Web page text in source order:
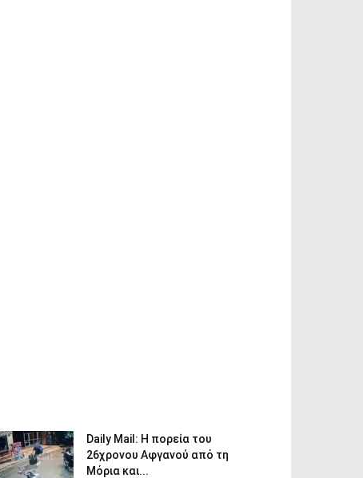
Daily Mail: Η πορεία του
26χρονου Αφγανού από τη
Μόρια και...